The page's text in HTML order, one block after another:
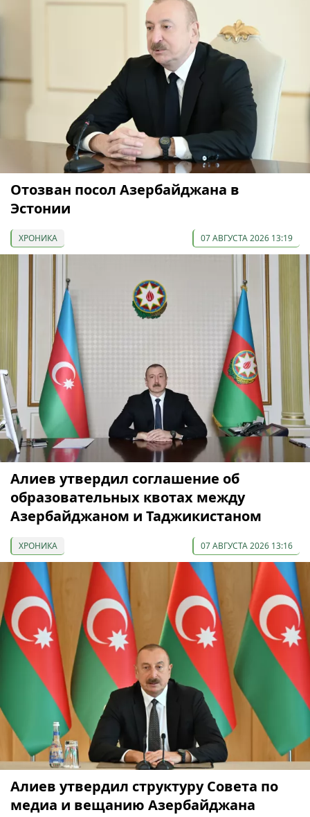
Отозван посол Азербайджана в
Эстонии
ХРОНИКА 07 АВГУСТА 2026 13:19
Алиев утвердил соглашение об
образовательных квотах между
Азербайджаном и Таджикистаном
ХРОНИКА 07 АВГУСТА 2026 13:16
Алиев утвердил структуру Совета по
медиа и вещанию Азербайджана